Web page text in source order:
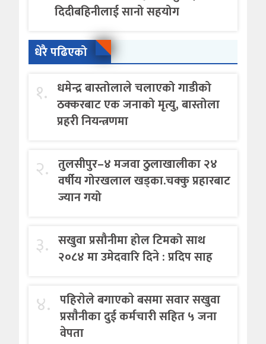
दिदीबहिनीलाई सानो सहयोग
धेरै पढिएको
१. धमेन्द्र बास्तोलाले चलाएको गाडीको
ठक्करबाट एक जनाको मृत्यु, बास्तोला
प्रहरी नियन्त्रणमा
२. तुलसीपुर–४ मजवा ठुलाखालीका २४
वर्षीय गोरखलाल खड्का.चक्कु प्रहारबाट
ज्यान गयो
३. सखुवा प्रसौनीमा होल टिमको साथ
२०८४ मा उमेदवारि दिने : प्रदिप साह
४. पहिराेले बगाएकाे बसमा सवार सखुवा
प्रसाैनीका दुई कर्मचारी सहित ५ जना
वेपता